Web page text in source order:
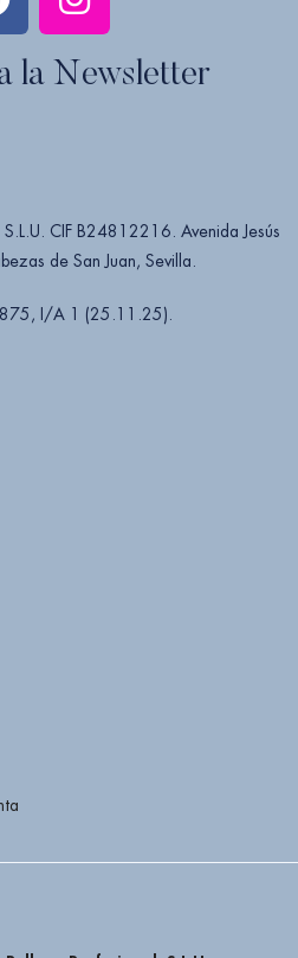
la Newsletter
CIF B24812216. Avenida Jesús
de San Juan, Sevilla.
I/A 1 (25.11.25).